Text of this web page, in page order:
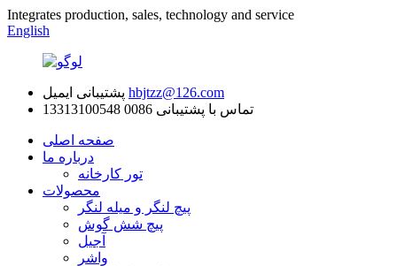
Integrates production, sales, technology and service
English
پشتیبانی ایمیل hbjtzz@126.com
تماس با پشتیبانی 0086 13313100548
صفحه اصلی
درباره ما
تور کارخانه
محصولات
پیچ لنگر و میله لنگر
پیچ شش گوش
آجیل
واشر